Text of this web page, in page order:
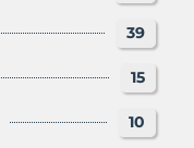
39
15
10